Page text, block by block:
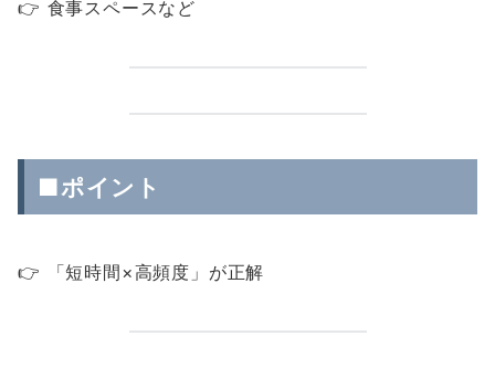
👉 食事スペースなど
■ポイント
👉 「短時間×高頻度」が正解